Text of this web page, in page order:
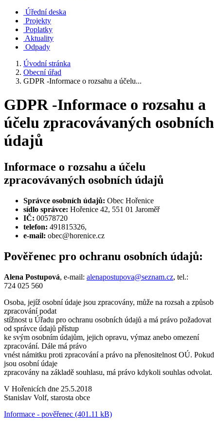
Úřední deska
Projekty
Poplatky
Aktuality
Odpady
Úvodní stránka
Obecní úřad
GDPR -Informace o rozsahu a účelu...
GDPR -Informace o rozsahu a
účelu zpracovávaných osobních
údajů
Informace o rozsahu a účelu
zpracovávaných osobních údajů
Správce osobních údajů: Obec Hořenice
sídlo správce: Hořenice 42, 551 01 Jaroměř
IČ: 00578720
telefon: 491815326,
e-mail: obec@horenice.cz
Pověřenec pro ochranu osobních údajů:
Alena Postupová, e-mail: alenapostupova@seznam.cz, tel.:
724 025 560
Osoba, jejíž osobní údaje jsou zpracovány, může na rozsah a způsob
zpracování podat
stížnost u Úřadu pro ochranu osobních údajů a má právo požadovat
od správce údajů přístup
ke svým osobním údajům, jejich opravu, výmaz anebo omezení
zpracování. Dále má právo
vnést námitku proti zpracování a právo na přenositelnost OÚ. Pokud
jsou osobní údaje
zpracovány na základě souhlasu, má právo kdykoli souhlas odvolat.
V Hořenicích dne 25.5.2018
Stanislav Volf, starosta obce
Informace - pověřenec (401.11 kB)